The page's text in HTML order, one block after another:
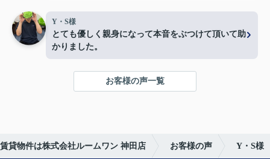
Y・S様
とても優しく親身になって本音をぶつけて頂いて助
かりました。
お客様の声一覧
貸物件は株式会社ルームワン 神田店 お客様の声 Y・S様